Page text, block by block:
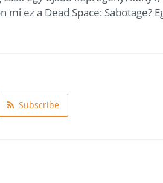
ez a Dead Space: Sabotage?
Subscribe